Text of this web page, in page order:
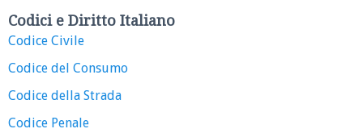
Codici e Diritto Italiano
Codice Civile
Codice del Consumo
Codice della Strada
Codice Penale